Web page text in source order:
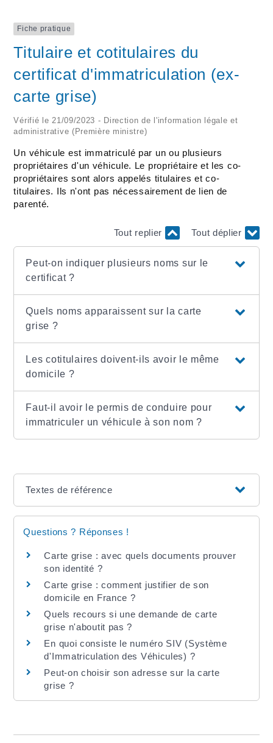
Fiche pratique
Titulaire et cotitulaires du
certificat d'immatriculation (ex-
carte grise)
Vérifié le 21/09/2023 - Direction de l'information légale et
administrative (Première ministre)
Un véhicule est immatriculé par un ou plusieurs
propriétaires d'un véhicule. Le propriétaire et les co-
propriétaires sont alors appelés titulaires et co-
titulaires. Ils n'ont pas nécessairement de lien de
parenté.
Tout replier Tout déplier
Peut-on indiquer plusieurs noms sur le
certificat ?
Quels noms apparaissent sur la carte
grise ?
Les cotitulaires doivent-ils avoir le même
domicile ?
Faut-il avoir le permis de conduire pour
immatriculer un véhicule à son nom ?
Textes de référence
Questions ? Réponses !
Carte grise : avec quels documents prouver
son identité ?
Carte grise : comment justifier de son
domicile en France ?
Quels recours si une demande de carte
grise n'aboutit pas ?
En quoi consiste le numéro SIV (Système
d'Immatriculation des Véhicules) ?
Peut-on choisir son adresse sur la carte
grise ?